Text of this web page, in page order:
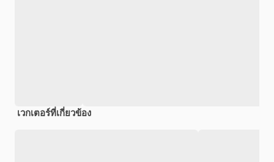
เวกเตอร์ที่เกี่ยวข้อง